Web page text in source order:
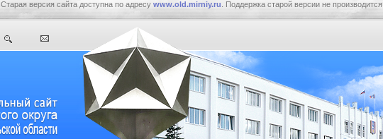
Старая версия сайта доступна по адресу www.old.mirniy.ru . Поддержка старой версии не производится.